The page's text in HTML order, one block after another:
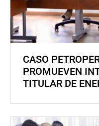
CASO
PROMUEVEN
TITULAR DE